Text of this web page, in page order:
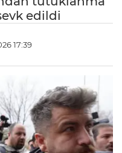
edildi
17:39